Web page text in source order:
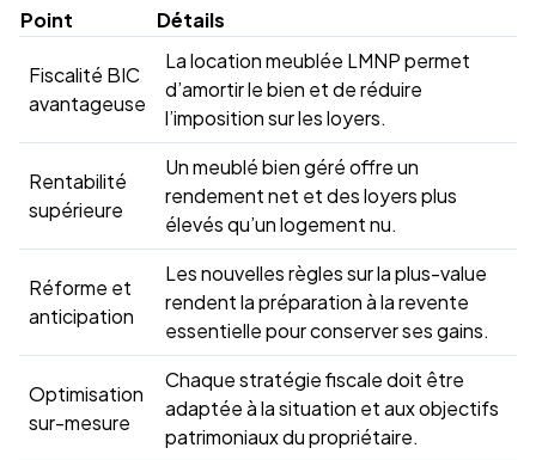
Point Détails
Fiscalité BIC
avantageuse
La location meublée LMNP permet
d’amortir le bien et de réduire
l’imposition sur les loyers.
Rentabilité
supérieure
Un meublé bien géré offre un
rendement net et des loyers plus
élevés qu’un logement nu.
Réforme et
anticipation
Les nouvelles règles sur la plus-value
rendent la préparation à la revente
essentielle pour conserver ses gains.
Optimisation
sur-mesure
Chaque stratégie fiscale doit être
adaptée à la situation et aux objectifs
patrimoniaux du propriétaire.